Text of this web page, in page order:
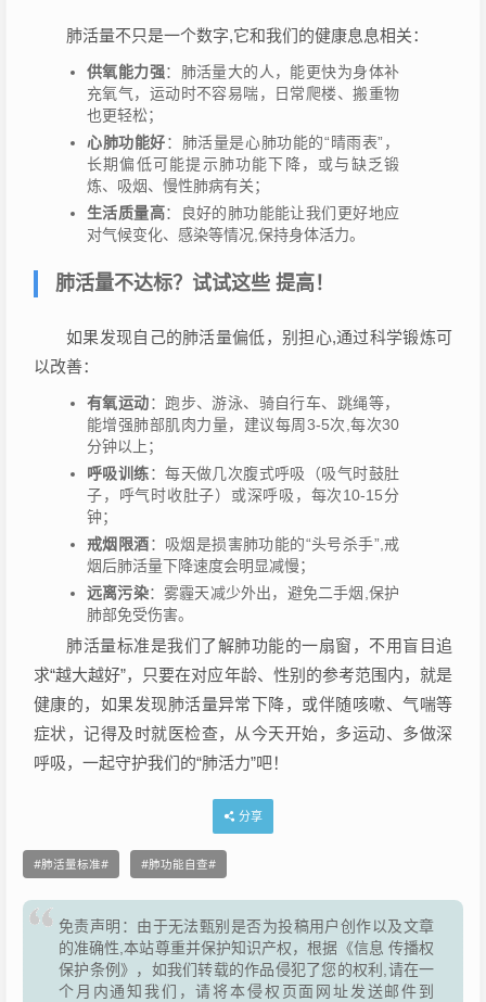
肺活量不只是一个数字,它和我们的健康息息相关：
供氧能力强：肺活量大的人，能更快为身体补
充氧气，运动时不容易喘，日常爬楼、搬重物
也更轻松；
心肺功能好：肺活量是心肺功能的“晴雨表”，
长期偏低可能提示肺功能下降，或与缺乏锻
炼、吸烟、慢性肺病有关；
生活质量高：良好的肺功能能让我们更好地应
对气候变化、感染等情况,保持身体活力。
肺活量不达标？试试这些 提高！
如果发现自己的肺活量偏低，别担心,通过科学锻炼可
以改善：
有氧运动：跑步、游泳、骑自行车、跳绳等，
能增强肺部肌肉力量，建议每周3-5次,每次30
分钟以上；
呼吸训练：每天做几次腹式呼吸（吸气时鼓肚
子，呼气时收肚子）或深呼吸，每次10-15分
钟；
戒烟限酒：吸烟是损害肺功能的“头号杀手”,戒
烟后肺活量下降速度会明显减慢；
远离污染：雾霾天减少外出，避免二手烟,保护
肺部免受伤害。
肺活量标准是我们了解肺功能的一扇窗，不用盲目追
求“越大越好”，只要在对应年龄、性别的参考范围内，就是
健康的，如果发现肺活量异常下降，或伴随咳嗽、气喘等
症状，记得及时就医检查，从今天开始，多运动、多做深
呼吸，一起守护我们的“肺活力”吧！
分享
肺活量标准 肺功能自查
免责声明：由于无法甄别是否为投稿用户创作以及文章
的准确性,本站尊重并保护知识产权，根据《信息 传播权
保护条例》，如我们转载的作品侵犯了您的权利,请在一
个月内通知我们，请将本侵权页面网址发送邮件到